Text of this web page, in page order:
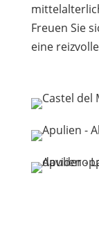
Freuen Sie
eine